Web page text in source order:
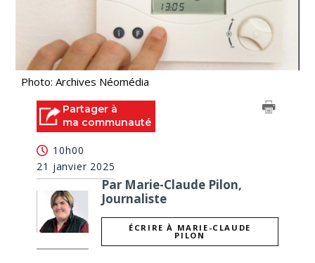
Photo: Archives Néomédia
Partager à
ma communauté
10h00
21 janvier 2025
Par Marie-Claude Pilon,
Journaliste
ÉCRIRE À MARIE-CLAUDE
PILON